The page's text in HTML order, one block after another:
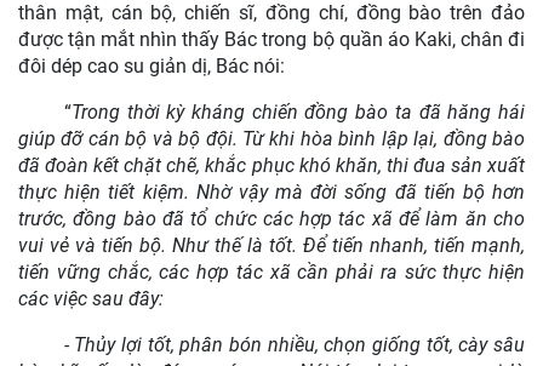
thân mật, cán bộ, chiến sĩ, đồng chí, đồng bào trên đảo
được tận mắt nhìn thấy Bác trong bộ quần áo Kaki, chân đi
đôi dép cao su giản dị, Bác nói:
“Trong thời kỳ kháng chiến đồng bào ta đã hăng hái
giúp đỡ cán bộ và bộ đội. Từ khi hòa bình lập lại, đồng bào
đã đoàn kết chặt chẽ, khắc phục khó khăn, thi đua sản xuất
thực hiện tiết kiệm. Nhờ vậy mà đời sống đã tiến bộ hơn
trước, đồng bào đã tổ chức các hợp tác xã để làm ăn cho
vui vẻ và tiến bộ. Như thế là tốt. Để tiến nhanh, tiến mạnh,
tiến vững chắc, các hợp tác xã cần phải ra sức thực hiện
các việc sau đây:
- Thủy lợi tốt, phân bón nhiều, chọn giống tốt, cày sâu